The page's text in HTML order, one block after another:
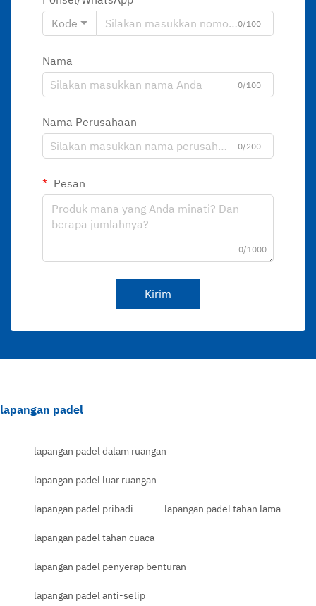
Kode
0/100
Nama
0/100
Nama Perusahaan
0/200
Pesan
0/1000
Kirim
lapangan padel
lapangan padel dalam ruangan
lapangan padel luar ruangan
lapangan padel pribadi lapangan padel tahan lama
lapangan padel tahan cuaca
lapangan padel penyerap benturan
lapangan padel anti-selip